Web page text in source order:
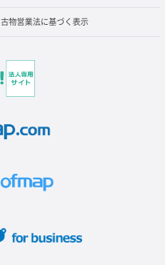
古物営業法に基づく表示